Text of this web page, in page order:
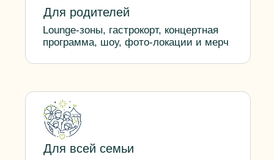
Музыка, вкусная еда, красивые
фото-зоны и всё, что создаёт
атмосферу настоящего летнего
события.
Гастрозоны